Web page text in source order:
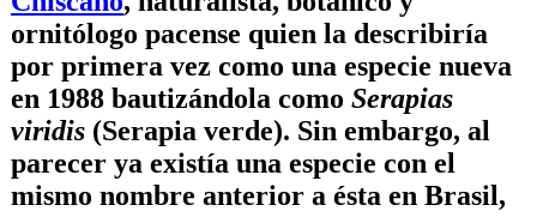
ornitólogo pacense quien la describiría
por primera vez como una especie nueva
en 1988 bautizándola como Serapias
viridis (Serapia verde). Sin embargo, al
parecer ya existía una especie con el
mismo nombre anterior a ésta en Brasil,